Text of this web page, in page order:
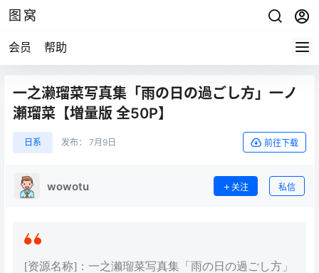
图窝
会员 帮助
一之濑瑠菜写真集「雨の日の過ごし方」一ノ
瀬瑠菜【増量版 全50P】
日系 发布： 7月9日 前往下载
wowotu 关注 私信
[资源名称]：一之濑瑠菜写真集「雨の日の過ごし方」